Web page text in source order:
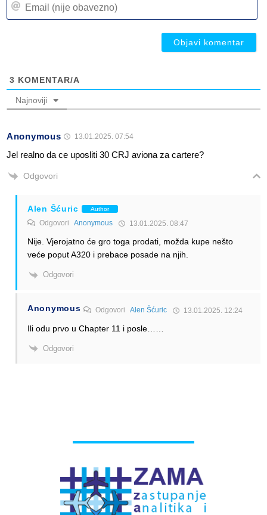
3 KOMENTAR/A
Najnoviji
Anonymous 13.01.2025. 07:54
Jel realno da ce uposliti 30 CRJ aviona za cartere?
Odgovori
Alen Šćuric Author
Odgovori Anonymous 13.01.2025. 08:47
Nije. Vjerojatno će gro toga prodati, možda kupe nešto
veće poput A320 i prebace posade na njih.
Odgovori
Anonymous OdgovoriAlen Šćuric 13.01.2025. 12:24
Ili odu prvo u Chapter 11 i posle……
Odgovori